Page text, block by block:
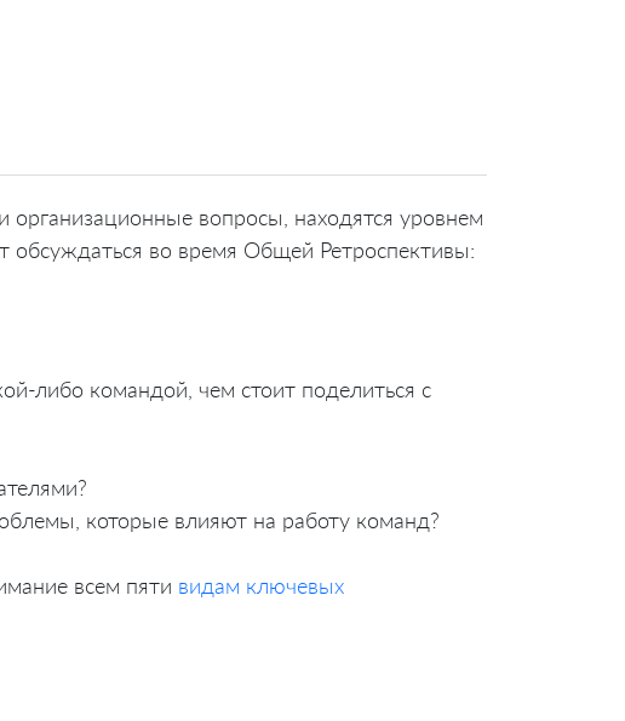
вопросы, находятся уровнем
во время Общей Ретроспективы:
либо командой, чем стоит поделиться с
которые влияют на работу команд?
всем пяти видам ключевых